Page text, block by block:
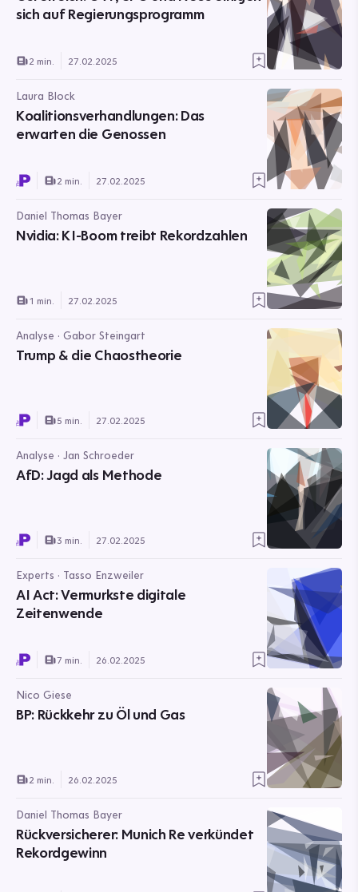
sich auf Regierungsprogramm
2 min. 27.02.2025
Laura Block
Koalitionsverhandlungen: Das
erwarten die Genossen
2 min. 27.02.2025
Daniel Thomas Bayer
Nvidia: KI-Boom treibt Rekordzahlen
1 min. 27.02.2025
Analyse · Gabor Steingart
Trump & die Chaostheorie
5 min. 27.02.2025
Analyse · Jan Schroeder
AfD: Jagd als Methode
3 min. 27.02.2025
Experts · Tasso Enzweiler
AI Act: Vermurkste digitale
Zeitenwende
7 min. 26.02.2025
Nico Giese
BP: Rückkehr zu Öl und Gas
2 min. 26.02.2025
Daniel Thomas Bayer
Rückversicherer: Munich Re verkündet
Rekordgewinn